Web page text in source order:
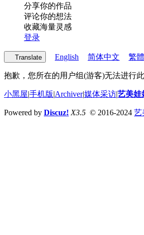
分享你的作品
评论你的想法
收藏海量灵感
登录
Translate English 简体中文 繁
抱歉，您所在的用户组(游客)无法进行
小黑屋|手机版|Archiver|媒体采访|艺美娃
Powered by Discuz! X3.5 © 2016-2024 艺